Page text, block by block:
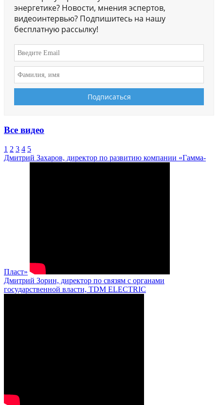
энергетике? Новости, мнения эспертов,
видеоинтервью? Подпишитесь на нашу
бесплатную рассылку!
Все видео
1 2 3 4 5
Дмитрий Захаров, директор по развитию компании «Гамма-
Пласт»
Дмитрий Зорин, директор по связям с органами
государственной власти, TDM ELECTRIC